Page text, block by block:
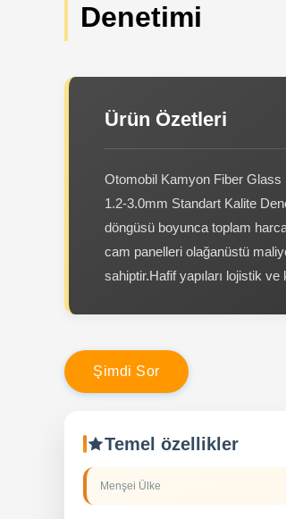
Denetimi
Ürün Özetleri
Otomobil Kamyon Fiber Glass
1.2-3.0mm Standart Kalite
döngüsü boyunca toplam
cam panelleri olağanüstü
sahiptir.Hafif yapıları lojistik ve
Şimdi Sor
Temel özellikler
Menşei Ülke